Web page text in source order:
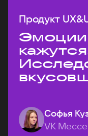
Продукт
Эмоции
Софья
VK